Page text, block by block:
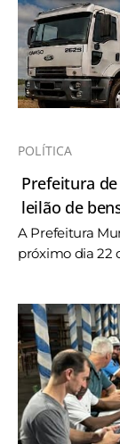
POLÍTICA
Prefeitura
leilão de
A Prefeitura
próximo dia 22